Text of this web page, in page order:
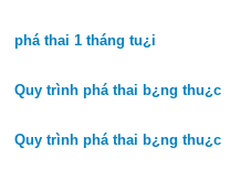
phá thai 1 tháng tu¿i
Quy trình phá thai b¿ng thu¿c
Quy trình phá thai b¿ng thu¿c